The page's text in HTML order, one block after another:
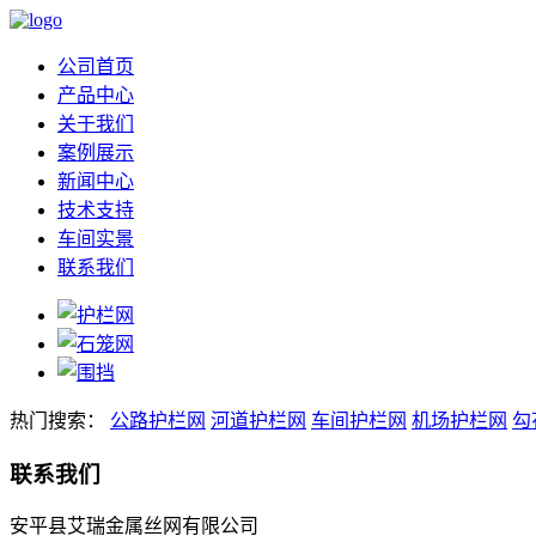
公司首页
产品中心
关于我们
案例展示
新闻中心
技术支持
车间实景
联系我们
热门搜索： 公路护栏网 河道护栏网 车间护栏网 机场护栏网 勾
联系我们
安平县艾瑞金属丝网有限公司